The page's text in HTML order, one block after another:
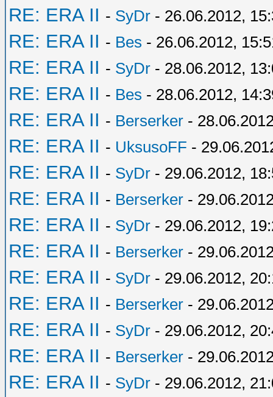
RE: ERA II - SyDr - 26.06.2012,
RE: ERA II - Bes - 26.06.2012,
RE: ERA II - SyDr - 28.06.2012,
RE: ERA II - Bes - 28.06.2012,
RE: ERA II - Berserker -
RE: ERA II - UksusoFF -
RE: ERA II - SyDr - 29.06.2012,
RE: ERA II - Berserker -
RE: ERA II - SyDr - 29.06.2012,
RE: ERA II - Berserker -
RE: ERA II - SyDr - 29.06.2012,
RE: ERA II - Berserker -
RE: ERA II - SyDr - 29.06.2012,
RE: ERA II - Berserker -
RE: ERA II - SyDr - 29.06.2012,